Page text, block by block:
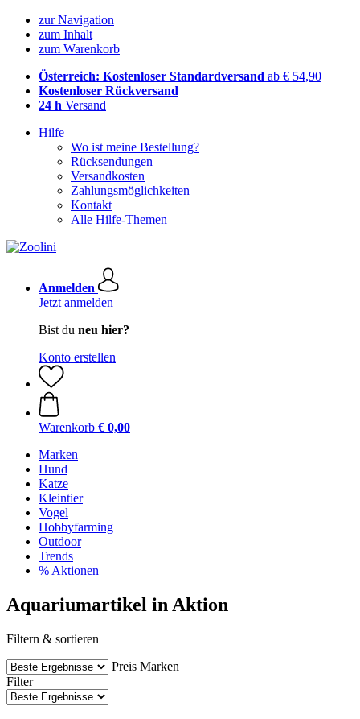
zur Navigation
zum Inhalt
zum Warenkorb
Österreich: Kostenloser Standardversand ab € 54,90
Kostenloser Rückversand
24 h Versand
Hilfe
Wo ist meine Bestellung?
Rücksendungen
Versandkosten
Zahlungsmöglichkeiten
Kontakt
Alle Hilfe-Themen
Anmelden
Jetzt anmelden
Bist du neu hier?
Konto erstellen
Warenkorb € 0,00
Marken
Hund
Katze
Kleintier
Vogel
Hobbyfarming
Outdoor
Trends
% Aktionen
Aquariumartikel in Aktion
Filtern & sortieren
Preis Marken
Filter